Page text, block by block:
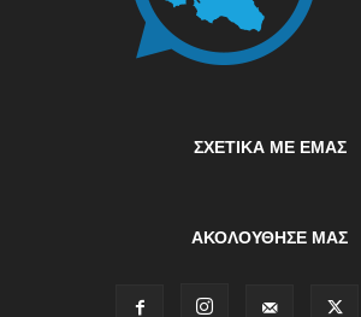
ΣΧΕΤΙΚΆ ΜΕ ΕΜΆΣ
ΑΚΟΛΟΥΘΗΣΕ ΜΑΣ